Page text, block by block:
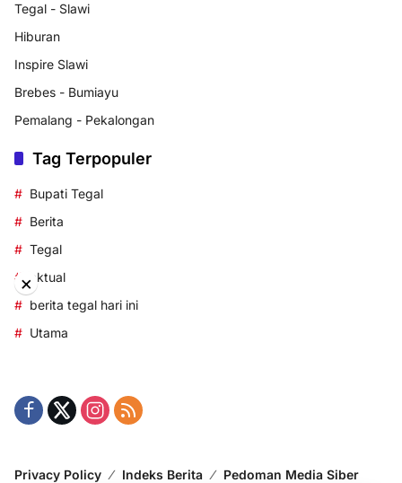
Tegal - Slawi
Hiburan
Inspire Slawi
Brebes - Bumiayu
Pemalang - Pekalongan
Tag Terpopuler
Bupati Tegal
Berita
Tegal
aktual
berita tegal hari ini
Utama
Privacy Policy Indeks Berita Pedoman Media Siber
×